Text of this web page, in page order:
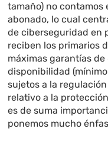
tamaño) no contamos
abonado, lo cual
de ciberseguridad en
reciben los primarios
máximas garantías
disponibilidad (mínimo
sujetos a la
relativo a la
es de suma
ponemos mucho